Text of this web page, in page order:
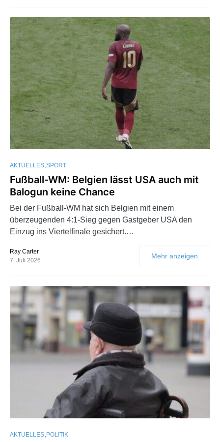
AKTUELLES SPORT
Fußball-WM: Belgien lässt USA auch mit
Balogun keine Chance
Bei der Fußball-WM hat sich Belgien mit einem
überzeugenden 4:1-Sieg gegen Gastgeber USA den
Einzug ins Viertelfinale gesichert.…
Ray Carter
7. Juli 2026
Mehr anzeigen
AKTUELLES POLITIK